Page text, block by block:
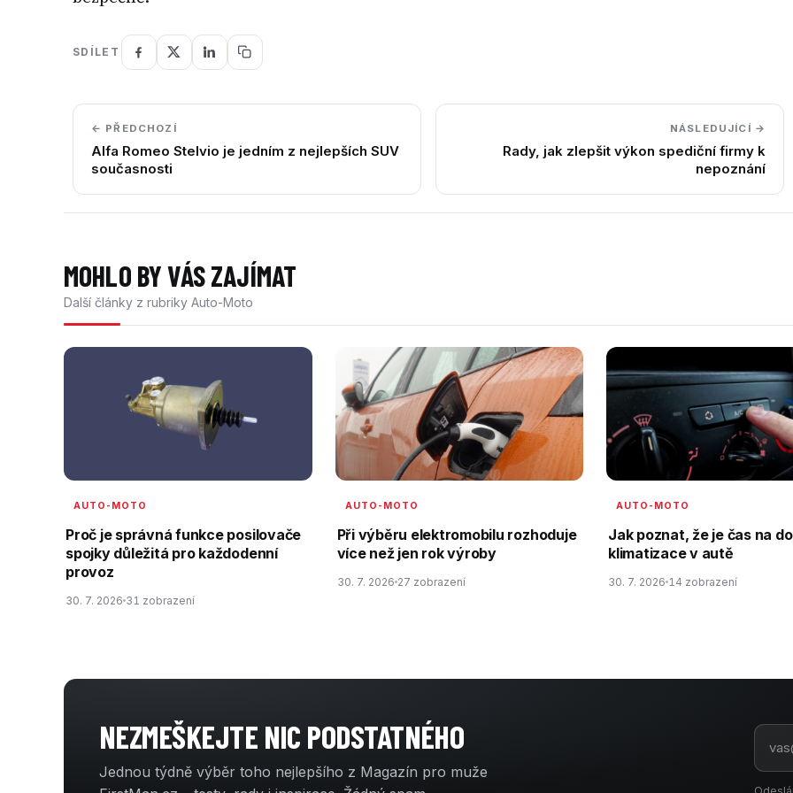
SDÍLET
← PŘEDCHOZÍ
Alfa Romeo Stelvio je jedním z nejlepších SUV
současnosti
NÁSLEDUJÍCÍ →
Rady, jak zlepšit výkon spediční firmy k
nepoznání
MOHLO BY VÁS ZAJÍMAT
Další články z rubriky Auto-Moto
AUTO-MOTO
Proč je správná funkce posilovače
spojky důležitá pro každodenní
provoz
30. 7. 2026 31 zobrazení
AUTO-MOTO
Při výběru elektromobilu rozhoduje
více než jen rok výroby
30. 7. 2026 27 zobrazení
AUTO-MOTO
Jak poznat, že je čas na
klimatizace v autě
30. 7. 2026 14 zobrazení
NEZMEŠKEJTE NIC PODSTATNÉHO
Jednou týdně výběr toho nejlepšího z Magazín pro muže